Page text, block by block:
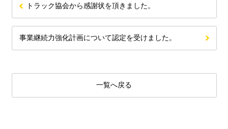
トラック協会から感謝状を頂きました。
一覧へ戻る
事業継続力強化計画について認定を受けました。